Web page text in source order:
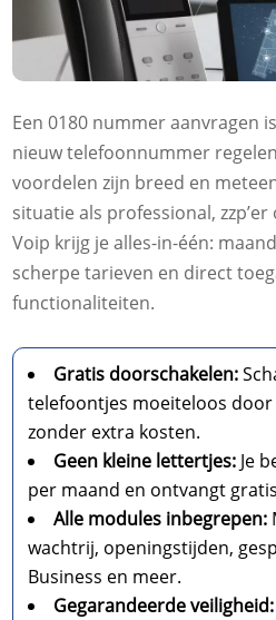
Een 0180 nummer aanvragen
nieuw telefoonnummer
voordelen zijn breed en
situatie als professional, zzp’er
Voip krijg je alles-in-één:
scherpe tarieven en direct
functionaliteiten.
Gratis doorschakelen:
telefoontjes moeiteloos
zonder extra kosten.
Geen kleine lettertjes: Je
per maand en ontvangt
Alle modules inbegrepen:
wachtrij, openingstijden,
Business en meer.
Gegarandeerde veiligheid: